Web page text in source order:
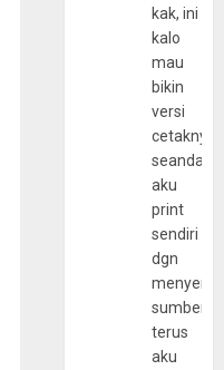
kak, ini
kalo
mau
bikin
versi
cetaknya
aku
print
sendiri
dgn
sumber
terus
aku